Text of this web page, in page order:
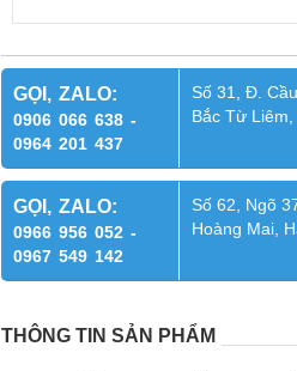
GỌI, ZALO:
0906 066 638 -
0964 201 437
Số 31, Đ.
Bắc Từ
GỌI, ZALO:
0966 956 052 -
0967 549 142
Số 62, Ngõ
Hoàng Mai,
THÔNG TIN SẢN PHẨM